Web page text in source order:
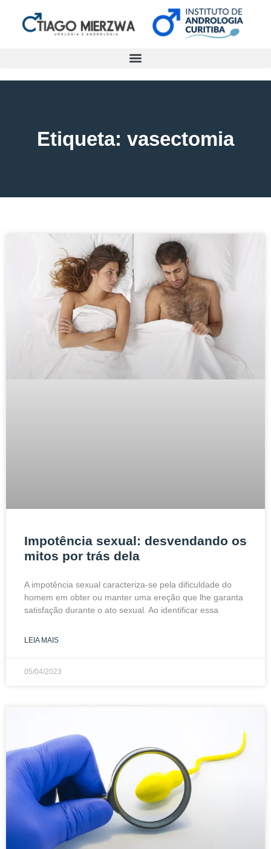
Etiqueta: vasectomia
Impotência sexual: desvendando os
mitos por trás dela
A impotência sexual caracteriza-se pela dificuldade do
homem em obter ou manter uma ereção que lhe garanta
satisfação durante o ato sexual. Ao identificar essa
LEIA MAIS
05/04/2023